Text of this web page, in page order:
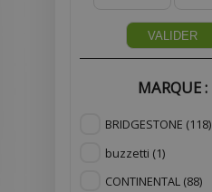
VALIDER
MARQUE :
BRIDGESTONE (118)
buzzetti (1)
CONTINENTAL (88)